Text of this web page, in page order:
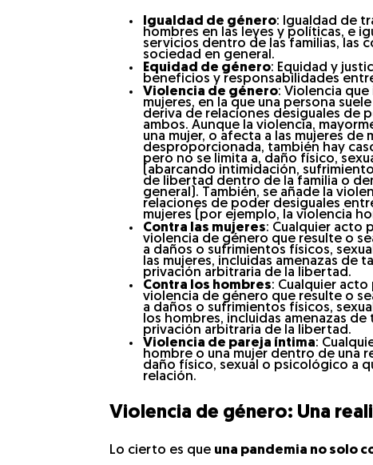
Igualdad de género: Igualdad de
hombres en las leyes y políticas, e
servicios dentro de las familias, las
sociedad en general.
Equidad de género: Equidad y
beneficios y responsabilidades
Violencia de género: Violencia
mujeres, en la que una persona
deriva de relaciones desiguales de
ambos. Aunque la violencia,
una mujer, o afecta a las mujeres de
desproporcionada, también hay
pero no se limita a, daño físico,
(abarcando intimidación,
de libertad dentro de la familia o
general). También, se añade la
relaciones de poder desiguales
mujeres (por ejemplo, la violencia
Contra las mujeres: Cualquier acto
violencia de género que resulte o
a daños o sufrimientos físicos,
las mujeres, incluidas amenazas de
privación arbitraria de la libertad.
Contra los hombres: Cualquier
violencia de género que resulte o
a daños o sufrimientos físicos,
los hombres, incluidas amenazas
privación arbitraria de la libertad.
Violencia de pareja íntima:
hombre o una mujer dentro de una
daño físico, sexual o psicológico a
relación.
Violencia de género: Una
Lo cierto es que una pandemia no solo